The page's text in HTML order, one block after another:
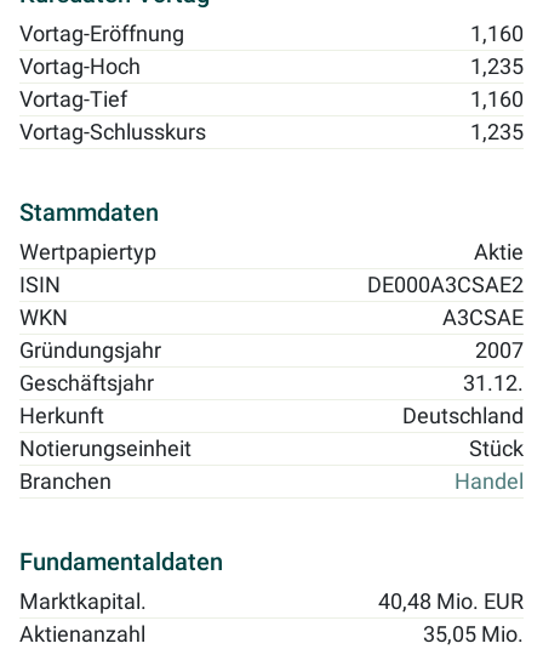
Vortag-Eröffnung
1,160
Vortag-Hoch
1,235
Vortag-Tief
1,160
Vortag-Schlusskurs
1,235
Stammdaten
Wertpapiertyp
Aktie
ISIN
DE000A3CSAE2
WKN
A3CSAE
Gründungsjahr
2007
Geschäftsjahr
31.12.
Herkunft
Deutschland
Notierungseinheit
Stück
Branchen
Handel
Fundamentaldaten
Marktkapital.
40,48 Mio. EUR
Aktienanzahl
35,05 Mio.